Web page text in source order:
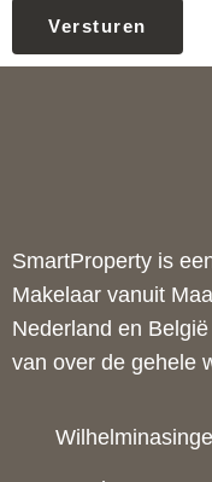
Versturen
SmartProperty is
Makelaar vanuit
Nederland en
van over de gehele